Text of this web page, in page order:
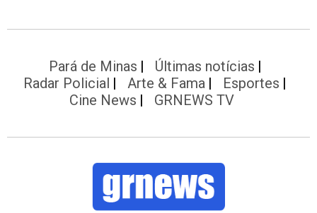
Pará de Minas
Últimas notícias
Radar Policial
Arte & Fama
Esportes
Cine News
GRNEWS TV